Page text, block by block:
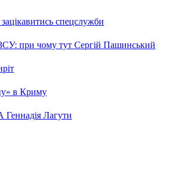
спецслужби
при чому тут Сергій Пашинський
в Криму
Геннадія Лагути